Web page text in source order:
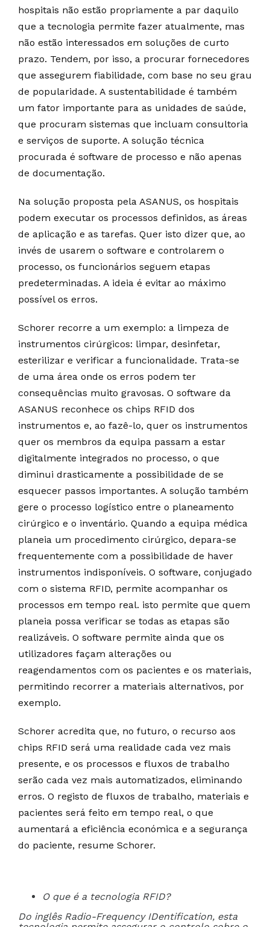
hospitais não estão propriamente a par daquilo
que a tecnologia permite fazer atualmente, mas
não estão interessados em soluções de curto
prazo. Tendem, por isso, a procurar fornecedores
que assegurem fiabilidade, com base no seu grau
de popularidade. A sustentabilidade é também
um fator importante para as unidades de saúde,
que procuram sistemas que incluam consultoria
e serviços de suporte. A solução técnica
procurada é software de processo e não apenas
de documentação.
Na solução proposta pela ASANUS, os hospitais
podem executar os processos definidos, as áreas
de aplicação e as tarefas. Quer isto dizer que, ao
invés de usarem o software e controlarem o
processo, os funcionários seguem etapas
predeterminadas. A ideia é evitar ao máximo
possível os erros.
Schorer recorre a um exemplo: a limpeza de
instrumentos cirúrgicos: limpar, desinfetar,
esterilizar e verificar a funcionalidade. Trata-se
de uma área onde os erros podem ter
consequências muito gravosas. O software da
ASANUS reconhece os chips RFID dos
instrumentos e, ao fazê-lo, quer os instrumentos
quer os membros da equipa passam a estar
digitalmente integrados no processo, o que
diminui drasticamente a possibilidade de se
esquecer passos importantes. A solução também
gere o processo logístico entre o planeamento
cirúrgico e o inventário. Quando a equipa médica
planeia um procedimento cirúrgico, depara-se
frequentemente com a possibilidade de haver
instrumentos indisponíveis. O software, conjugado
com o sistema RFID, permite acompanhar os
processos em tempo real. isto permite que quem
planeia possa verificar se todas as etapas são
realizáveis. O software permite ainda que os
utilizadores façam alterações ou
reagendamentos com os pacientes e os materiais,
permitindo recorrer a materiais alternativos, por
exemplo.
Schorer acredita que, no futuro, o recurso aos
chips RFID será uma realidade cada vez mais
presente, e os processos e fluxos de trabalho
serão cada vez mais automatizados, eliminando
erros. O registo de fluxos de trabalho, materiais e
pacientes será feito em tempo real, o que
aumentará a eficiência económica e a segurança
do paciente, resume Schorer.
O que é a tecnologia RFID?
Do inglês Radio-Frequency IDentification, esta